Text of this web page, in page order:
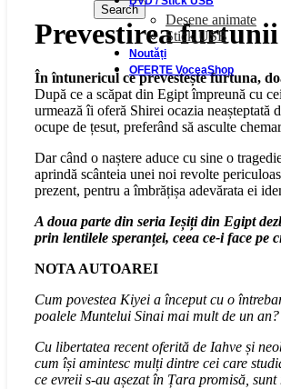
Search
Desene animate
Stick USB
Noutăți
OFERTE VoceaShop
Prevestirea furtunii
În întunericul ce prevestește furtuna,
După ce a scăpat din Egipt împreună cu
urmează îi oferă Shirei ocazia neașteptată
ocupe de țesut, preferând să asculte
Dar când o naștere aduce cu sine o
aprindă scânteia unei noi revolte
prezent, pentru a îmbrățișa adevărata ei
A doua parte din seria Ieșiți din Egipt
prin lentilele speranței, ceea ce-i face pe
NOTA AUTOAREI
Cum povestea Kiyei a început cu o
poalele Muntelui Sinai mai mult de un an?
Cu libertatea recent oferită de Iahve și
cum își amintesc mulți dintre cei care
ce evreii s-au așezat în Țara promisă,